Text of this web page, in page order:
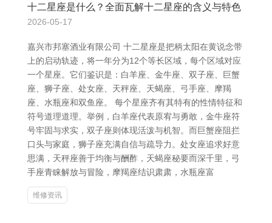
十二星座是什么？全面瓦解十二星座的含义与特色
2026-05-17
嘉兴市邦塞酒业有限公司 十二星座是把柄太阳在黄说念带
上的启动轨迹，将一年分为12个等长区域，每个区域对应
一个星座。它们鉴识是：白羊座、金牛座、双子座、巨蟹
座、狮子座、处女座、天秤座、天蝎座、弓手座、摩羯
座、水瓶座和双鱼座。 每个星座齐有其特有的性情特征和
符号道理道理。举例，白羊座代表原宥与勇敢，金牛座符
号牢固与求实，双子座则体现活泼与机智。而巨蟹座阻拦
口头与家庭，狮子座充满自信与疏导力。处女座追求好意
思满，天秤座善于均衡与酬酢，天蝎座秘要而深千里，弓
手座青睐解放与冒险，摩羯座结识肃肃，水瓶座富
维修资讯